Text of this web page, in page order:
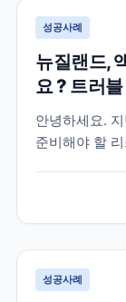
성공사례
뉴질랜드,
요 ? 트러
안녕하세요.
준비해야 할
랜드, 말도 안
? ] 결론부터
성공사례